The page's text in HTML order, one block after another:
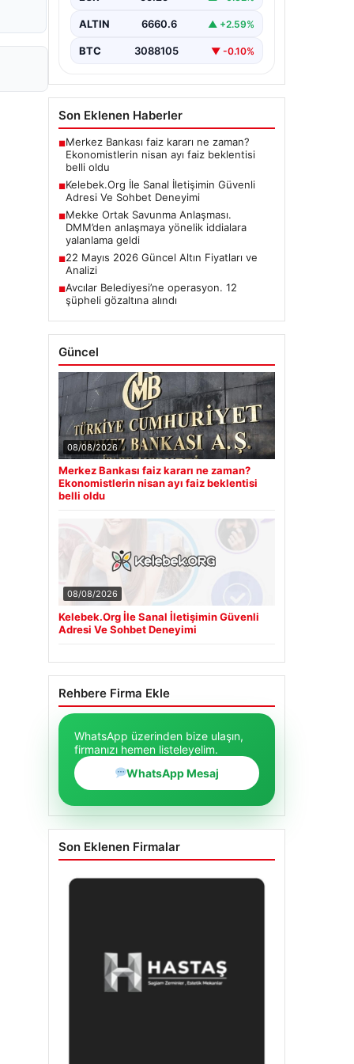
ALTIN 6660.6 ▲ +2.59%
BTC 3088105 ▼ -0.10%
Son Eklenen Haberler
■Merkez Bankası faiz kararı ne zaman?
Ekonomistlerin nisan ayı faiz beklentisi
belli oldu
■Kelebek.Org İle Sanal İletişimin Güvenli
Adresi Ve Sohbet Deneyimi
■Mekke Ortak Savunma Anlaşması.
DMM’den anlaşmaya yönelik iddialara
yalanlama geldi
■22 Mayıs 2026 Güncel Altın Fiyatları ve
Analizi
■Avcılar Belediyesi’ne operasyon. 12
şüpheli gözaltına alındı
Güncel
08/08/2026
Merkez Bankası faiz kararı ne zaman?
Ekonomistlerin nisan ayı faiz beklentisi
belli oldu
08/08/2026
Kelebek.Org İle Sanal İletişimin Güvenli
Adresi Ve Sohbet Deneyimi
Rehbere Firma Ekle
WhatsApp üzerinden bize ulaşın,
firmanızı hemen listeleyelim.
WhatsApp Mesaj
Son Eklenen Firmalar